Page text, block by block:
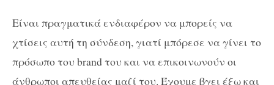
Είναι πραγματικά ενδιαφέρον να μπορείς να
χτίσεις αυτή τη σύνδεση, γιατί μπόρεσε να γίνει το
πρόσωπο του brand του και να επικοινωνούν οι
άνθρωποι απευθείας μαζί του. Έχουμε βγει έξω και